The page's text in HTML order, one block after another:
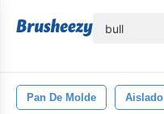
Pan De Molde Aislado